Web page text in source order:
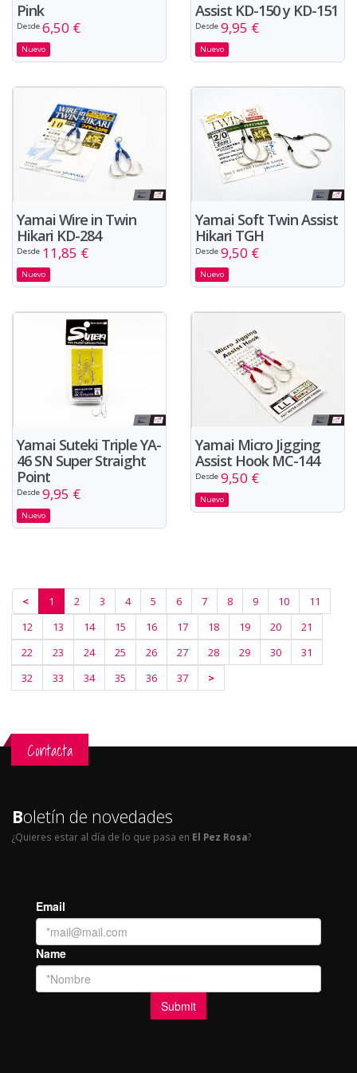
Pink
Desde 6,50 €
Nuevo
Assist KD-150 y KD-151
Desde 9,95 €
Nuevo
Yamai Wire in Twin
Hikari KD-284
Desde 11,85 €
Nuevo
Yamai Soft Twin Assist
Hikari TGH
Desde 9,50 €
Nuevo
Yamai Suteki Triple YA-
46 SN Super Straight
Point
Desde 9,95 €
Nuevo
Yamai Micro Jigging
Assist Hook MC-144
Desde 9,50 €
Nuevo
< 1 2 3 4 5 6 7 8 9 10
11
12
13 14 15 16 17 18 19 20
21
22
23 24 25 26 27 28 29 30
31
32
33 34 35 36 37 >
Contacta
Boletín de novedades
¿Quieres estar al día de lo que pasa en El Pez Rosa?